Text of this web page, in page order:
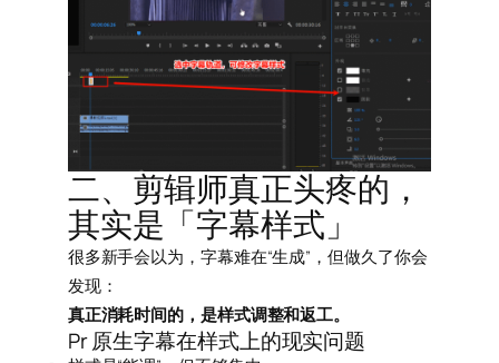
二、剪辑师真正头疼的，
其实是「字幕样式」
很多新手会以为，字幕难在“生成”，但做久了你会
发现：
真正消耗时间的，是样式调整和返工。
Pr 原生字幕在样式上的现实问题